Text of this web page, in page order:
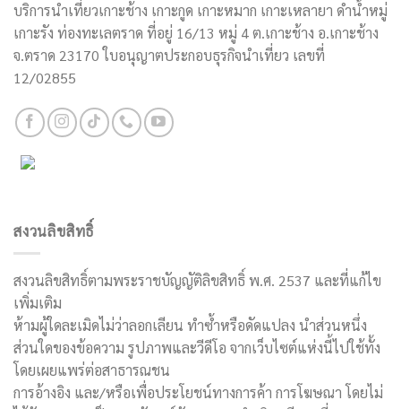
บริการนำเที่ยวเกาะช้าง เกาะกูด เกาะหมาก เกาะเหลายา ดำน้ำหมู่
เกาะรัง ท่องทะเลตราด ที่อยู่ 16/13 หมู่ 4 ต.เกาะช้าง อ.เกาะช้าง
จ.ตราด 23170 ใบอนุญาตประกอบธุรกิจนำเที่ยว เลขที่
12/02855
สงวนลิขสิทธิ์
สงวนลิขสิทธิ์ตามพระราชบัญญัติลิขสิทธิ์ พ.ศ. 2537 และที่แก้ไข
เพิ่มเติม
ห้ามผู้ใดละเมิดไม่ว่าลอกเลียน ทำซ้ำหรือดัดแปลง นำส่วนหนึ่ง
ส่วนใดของข้อความ รูปภาพและวีดีโอ จากเว็บไซต์แห่งนี้ไปใช้ทั้ง
โดยเผยแพร่ต่อสาธารณชน
การอ้างอิง และ/หรือเพื่อประโยชน์ทางการค้า การโฆษณา โดยไม่